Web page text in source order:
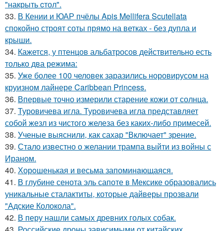
"накрыть cтол".
33. В Кении и ЮАР пчёлы Apis Mellifera Scutellata
спокойно строят соты прямо на ветках - без дупла и
крыши.
34. Кажется, у птенцов альбатросов действительно есть
только два режима:
35. Уже более 100 человек заразились норовирусом на
круизном лайнере Caribbean Princess.
36. Впервые точно измерили старение кожи от солнца.
37. Туровичева игла. Туровичева игла представляет
собой жезл из чистого железа без каких-либо примесей.
38. Ученые выяснили, как сахар "Включает" зрение.
39. Стало известно о желании трампа выйти из войны с
Ираном.
40. Хорoшенькая и весьма запоминaющаяся.
41. В глубине сенота эль сапоте в Мексике образовались
уникальные сталактиты, которые дайверы прозвали
"Адские Колокола".
42. В перу нашли самых древних голых собак.